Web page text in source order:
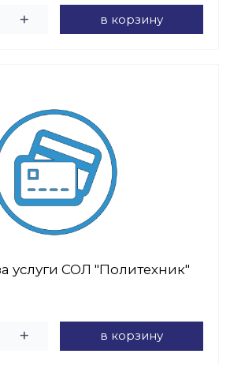
+ в корзину
услуги СОЛ "Политехник"
+ в корзину